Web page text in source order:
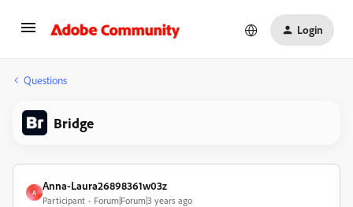
Login
Questions
Bridge
A
Anna-Laura26898361w03z
Participant
Forum|Forum|3 years ago